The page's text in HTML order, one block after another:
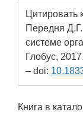
Цитировать
Передня Д.Г.
системе
Глобус,
– doi:
Книга в